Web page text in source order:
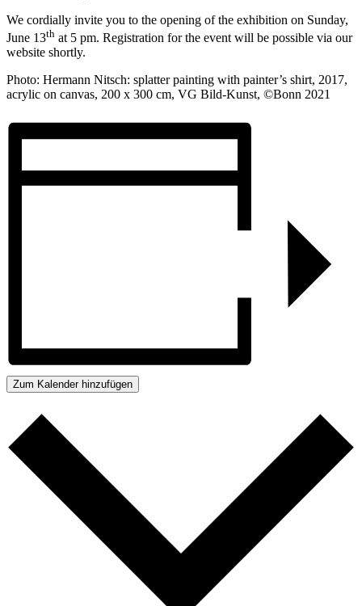
We cordially invite you to the opening of the exhibition on Sunday,
June 13th at 5 pm. Registration for the event will be possible via our
website shortly.
Photo: Hermann Nitsch: splatter painting with painter’s shirt, 2017,
acrylic on canvas, 200 x 300 cm, VG Bild-Kunst, ©Bonn 2021
Zum Kalender hinzufügen